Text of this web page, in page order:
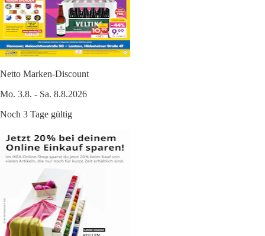
Netto Marken-Discount
Mo. 3.8. - Sa. 8.8.2026
Noch 3 Tage gültig